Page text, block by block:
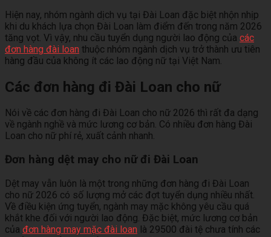
Hiện nay, nhóm ngành dịch vụ tại Đài Loan đặc biệt nhộn nhịp
khi du khách lựa chọn Đài Loan làm điểm đến trong năm 2026
tăng vọt. Vì vậy, nhu cầu tuyển dụng người lao động của các
đơn hàng đài loan thuộc nhóm ngành dịch vụ trở thành ưu tiên
hàng đầu của không ít các lao động nữ tại Việt Nam.
Các đơn hàng đi Đài Loan cho nữ
Nói về các đơn hàng đi Đài Loan cho nữ 2026 thì rất đa dạng
về ngành nghề và mức lương cơ bản. Có nhiều đơn hàng Đài
Loan cho nữ phí rẻ, xuất cảnh nhanh.
Đơn hàng dệt may cho nữ đi Đài Loan
Dệt may vẫn luôn là một trong những đơn hàng đi Đài Loan
cho nữ 2026 có số lượng mở các đợt tuyển dụng nhiều nhất.
Về điều kiện ứng tuyển, ngành may mặc không yêu cầu quá
khắt khe đối với người lao động. Đặc biệt, mức lương cơ bản
của đơn hàng may mặc đài loan là 29500 đài tệ chưa tính các